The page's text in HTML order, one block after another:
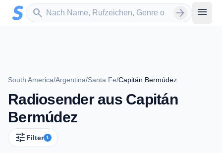
Zum Hauptinhalt springen
search
Sender suchen arrow_forward menu
South America/Argentina/Santa Fe/Capitán Bermúdez
Radiosender aus Capitán
Bermúdez
tune Filter 1